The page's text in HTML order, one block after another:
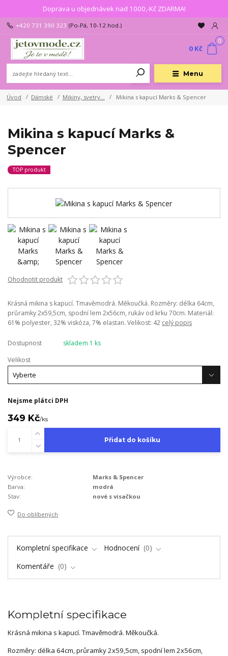
Doprava u objednávek nad 1000,-Kč ZDARMA!
Menu
+420 731 390 323 (Po-Pá, 10-12 hod.)
0
0 Kč
Úvod Dámské Mikiny, svetry... Mikina s kapucí Marks & Spencer
Mikina s kapucí Marks &
Spencer
TOP produkt
Ohodnotit produkt
Krásná mikina s kapucí. Tmavěmodrá. Měkoučká. Rozměry: délka 64cm,
průramky 2x59,5cm, spodní lem 2x56cm, rukáv od krku 70cm. Materiál:
61% polyester, 32% viskóza, 7% elastan. Velikost: 42 celý popis
Dostupnost
skladem 1 ks
Velikost
Nejsme plátci DPH
349 Kč/ks
Přidat do košíku
Výrobce:
Marks & Spencer
Barva:
modrá
Stav:
nové s visačkou
Do oblíbených
Kompletní specifikace Hodnocení
0
Komentáře
0
Kompletní specifikace
Krásná mikina s kapucí. Tmavěmodrá. Měkoučká.
Rozměry: délka 64cm, průramky 2x59,5cm, spodní lem 2x56cm,